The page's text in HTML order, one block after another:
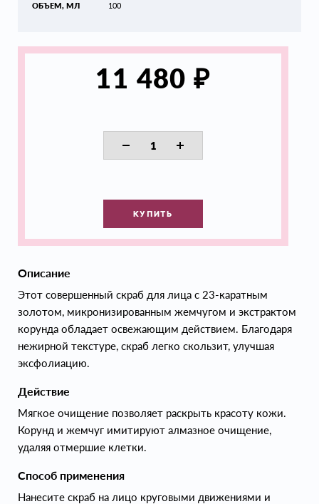
ОБЪЕМ, МЛ 100
11 480₽
КУПИТЬ
Описание
Этот совершенный скраб для лица с 23-каратным
золотом, микронизированным жемчугом и экстрактом
корунда обладает освежающим действием. Благодаря
нежирной текстуре, скраб легко скользит, улучшая
эксфолиацию.
Действие
Мягкое очищение позволяет раскрыть красоту кожи.
Корунд и жемчуг имитируют алмазное очищение,
удаляя отмершие клетки.
Способ применения
Нанесите скраб на лицо круговыми движениями и